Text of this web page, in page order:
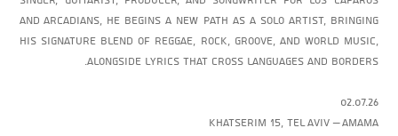
and Arcadians, he begins a new path as a solo artist, bringing
his signature blend of reggae, rock, groove, and world music,
alongside lyrics that cross languages and borders.
02.07.26
Khatserim 15, Tel Aviv – AMAMA